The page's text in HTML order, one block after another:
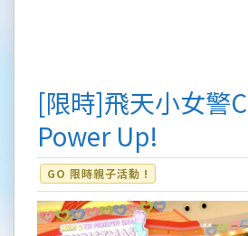
[限時]飛天小女警
Power Up!
GO 限時親子活動 !